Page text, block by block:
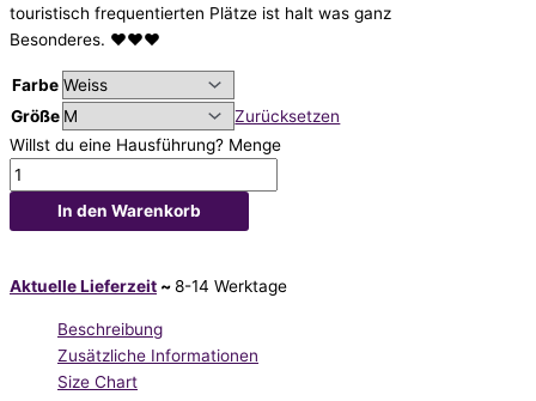
touristisch frequentierten Plätze ist halt was ganz
Besonderes. ♥♥♥
Farbe
Größe
Zurücksetzen
Willst du eine Hausführung? Menge
In den Warenkorb
Aktuelle Lieferzeit ~8-14 Werktage
Beschreibung
Zusätzliche Informationen
Size Chart